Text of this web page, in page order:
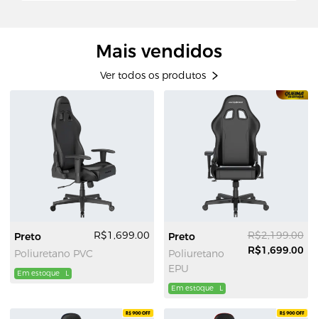
Mais vendidos
Ver todos os produtos
Preto
Poliuretano PVC
R$1,699.00
Em estoque L
Preto
Poliuretano
EPU
R$2,199.00
R$1,699.00
Em estoque L